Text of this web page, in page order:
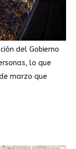
del Gobierno
lo que
marzo que